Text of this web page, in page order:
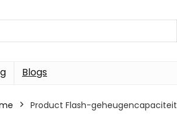
Blogs
Product Flash-geheugencapaciteit